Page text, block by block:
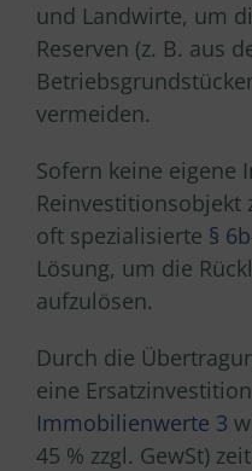
und Landwirte, um
Reserven (z. B. aus
vermeiden.
Sofern keine eigene
Reinvestitionsobjekt
oft spezialisierte §
Lösung, um die
aufzulösen.
Durch die
eine
Immobilienwerte 3
45 % zzgl. GewSt)